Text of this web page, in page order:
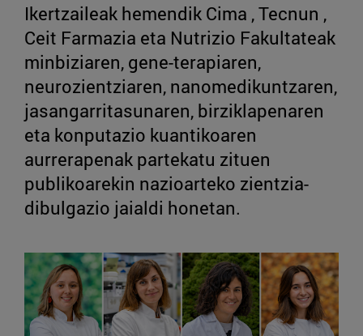
Ikertzaileak hemendik Cima , Tecnun ,
Ceit Farmazia eta Nutrizio Fakultateak
minbiziaren, gene-terapiaren,
neurozientziaren, nanomedikuntzaren,
jasangarritasunaren, birziklapenaren
eta konputazio kuantikoaren
aurrerapenak partekatu zituen
publikoarekin nazioarteko zientzia-
dibulgazio jaialdi honetan.